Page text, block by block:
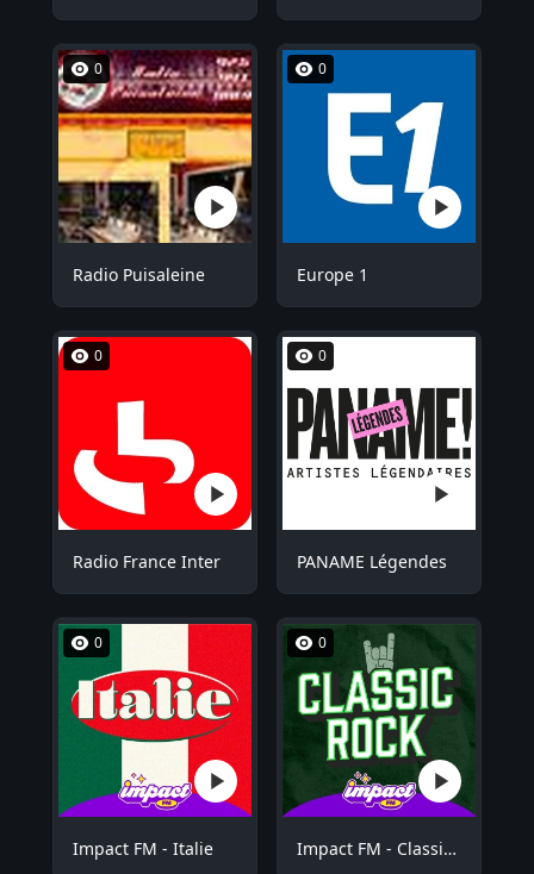
0
Radio Puisaleine
0
Europe 1
0
Radio France Inter
0
PANAME Légendes
0
Impact FM - Italie
0
Impact FM - Classic Rock